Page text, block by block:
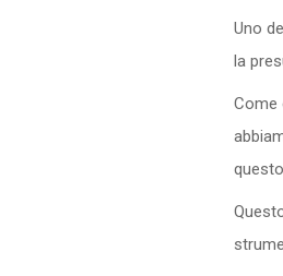
Uno
la
Come